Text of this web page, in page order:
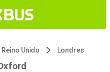
Reino Unido Londres